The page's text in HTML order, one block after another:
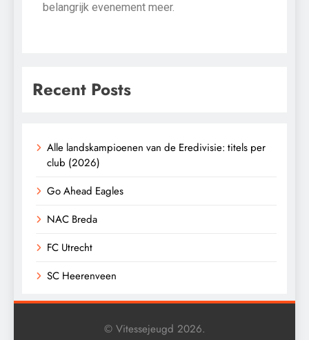
belangrijk evenement meer.
Recent Posts
Alle landskampioenen van de Eredivisie: titels per
club (2026)
Go Ahead Eagles
NAC Breda
FC Utrecht
SC Heerenveen
© Vitessejeugd 2026.